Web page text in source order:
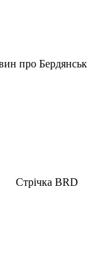
про Бердянськ
Стрічка BRD